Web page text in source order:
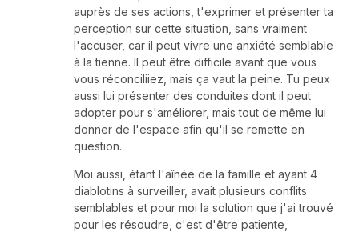
auprès de ses actions, t'exprimer et présenter ta
perception sur cette situation, sans vraiment
l'accuser, car il peut vivre une anxiété semblable
à la tienne. Il peut être difficile avant que vous
vous réconciliiez, mais ça vaut la peine. Tu peux
aussi lui présenter des conduites dont il peut
adopter pour s'améliorer, mais tout de même lui
donner de l'espace afin qu'il se remette en
question.
Moi aussi, étant l'aînée de la famille et ayant 4
diablotins à surveiller, avait plusieurs conflits
semblables et pour moi la solution que j'ai trouvé
pour les résoudre, c'est d'être patiente,